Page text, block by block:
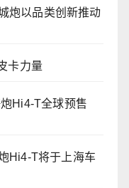
炮以品类创新推动
卡力量
Hi4-T全球预售
Hi4-T将于上海车